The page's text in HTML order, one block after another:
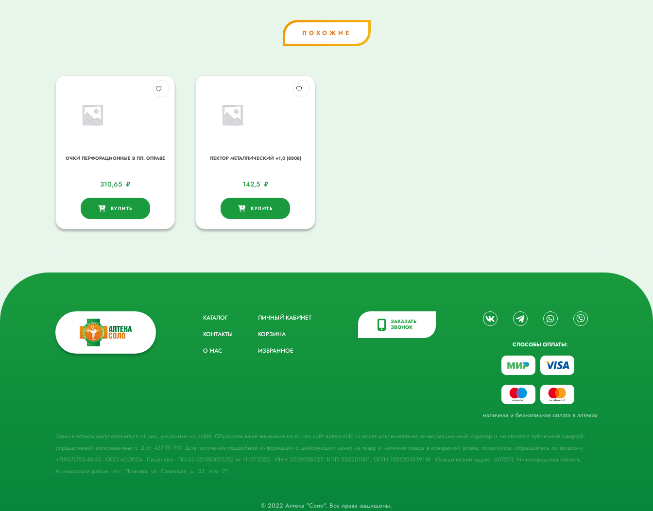
ПОХОЖИЕ
ОЧКИ ПЕРФОРАЦИОННЫЕ В ПЛ. ОПРАВЕ
310,65₽
КУПИТЬ
ЛЕКТОР МЕТАЛЛИЧЕСКИЙ +1,0 (8808)
142,5 ₽
КУПИТЬ
КАТАЛОГ
КОНТАКТЫ
О НАС
ЛИЧНЫЙ КАБИНЕТ
КОРЗИНА
ИЗБРАННОЕ
ЗАКАЗАТЬ
ЗВОНОК
СПОСОБЫ ОПЛАТЫ:
наличная и безналичная оплата в аптеках
Цены в аптеках могут отличаться от цен, указанных на сайте. Обращаем ваше внимание на то, что сайт apteka-solo.ru носит исключительно информационный характер и не является публичной офертой,
определяемой положениями п. 2 ст. 437 ГК РФ. Для получения подробной информации о действующих ценах на товар и наличии товара в конкретной аптеке, пожалуйста, обращайтесь по телефону
+7(987)755-48-55. ООО «СОЛО». Лицензия - ЛО-52-02-000097/22 от 11.07.2022. ИНН 5202008227; КПП 520201001; ОГРН 1025201339118. Юридический адрес: 607201, Нижегородская область,
Арзамасский район, пос. Ломовка, ул. Советская, д. 33, пом. 21.
© 2022 Аптека "Соло". Все права защищены.